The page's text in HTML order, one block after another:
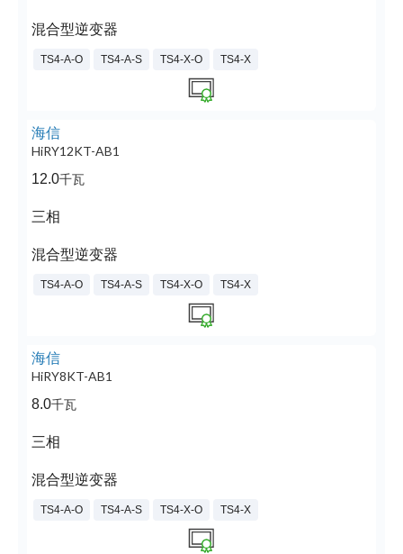
混合型逆变器
TS4-A-O TS4-A-S TS4-X-O TS4-X
海信
HiRY12KT-AB1
12.0千瓦
三相
混合型逆变器
TS4-A-O TS4-A-S TS4-X-O TS4-X
海信
HiRY8KT-AB1
8.0千瓦
三相
混合型逆变器
TS4-A-O TS4-A-S TS4-X-O TS4-X